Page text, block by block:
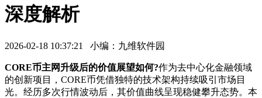
深度解析
2026-02-18 10:37:21 小编：九维软件园
CORE币主网升级后的价值展望如何?作为去中心化金融领域
的创新项目，CORE币凭借独特的技术架构持续吸引市场目
光。经历多次行情波动后，其价值曲线呈现稳健攀升态势。本